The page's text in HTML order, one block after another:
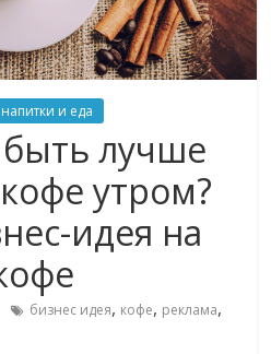
и еда
лучше
утром?
идея на
бизнес идея, кофе, реклама,